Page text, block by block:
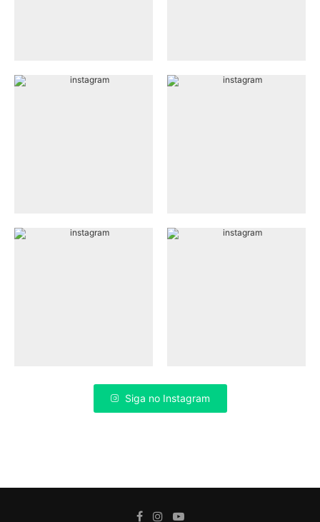
Siga no Instagram